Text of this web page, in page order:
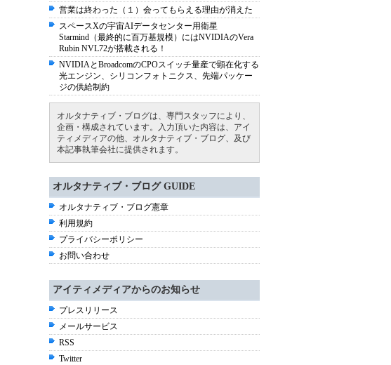
営業は終わった（１）会ってもらえる理由が消えた
スペースXの宇宙AIデータセンター用衛星
Starmind（最終的に百万基規模）にはNVIDIAのVera
Rubin NVL72が搭載される！
NVIDIAとBroadcomのCPOスイッチ量産で顕在化する
光エンジン、シリコンフォトニクス、先端パッケー
ジの供給制約
オルタナティブ・ブログは、専門スタッフにより、
企画・構成されています。入力頂いた内容は、アイ
ティメディアの他、オルタナティブ・ブログ、及び
本記事執筆会社に提供されます。
オルタナティブ・ブログ GUIDE
オルタナティブ・ブログ憲章
利用規約
プライバシーポリシー
お問い合わせ
アイティメディアからのお知らせ
プレスリリース
メールサービス
RSS
Twitter